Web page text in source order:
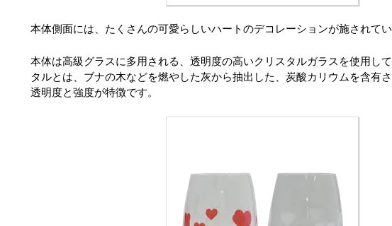
本体側面には、たくさんの可愛らしいハートのデコレーションが施されてい
本体は高級グラスに多用される、透明度の高いクリスタルガラスを使用し
タルとは、ブナの木などを燃やした灰から抽出した、炭酸カリウムを含有
透明度と強度が特徴です。